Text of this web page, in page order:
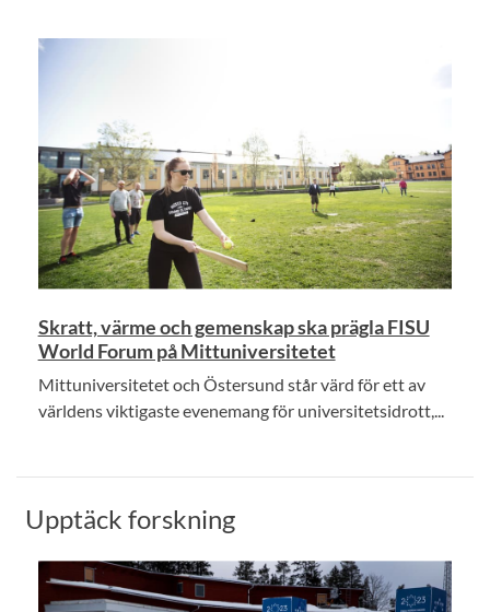
Skratt, värme och gemenskap ska prägla FISU
World Forum på Mittuniversitetet
Mittuniversitetet och Östersund står värd för ett av
världens viktigaste evenemang för universitetsidrott,...
Upptäck forskning